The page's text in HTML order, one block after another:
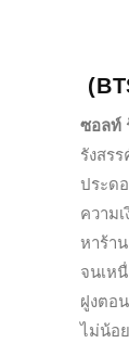
ซอลท์
รังสร
ประด
ความ
หาร้า
จนเห
ฝูงตอ
ไม่น้อ